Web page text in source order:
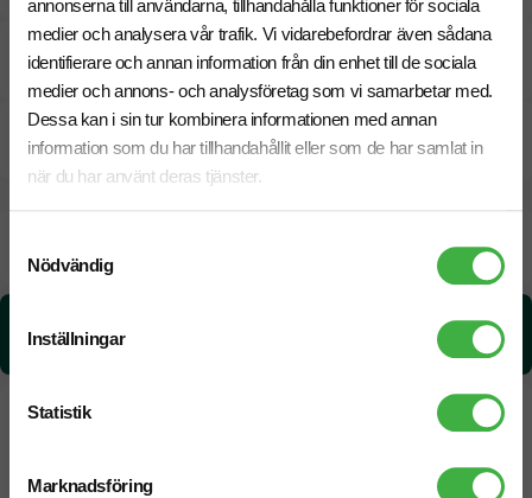
annonserna till användarna, tillhandahålla funktioner för sociala
medier och analysera vår trafik. Vi vidarebefordrar även sådana
identifierare och annan information från din enhet till de sociala
medier och annons- och analysföretag som vi samarbetar med.
Dessa kan i sin tur kombinera informationen med annan
information som du har tillhandahållit eller som de har samlat in
när du har använt deras tjänster.
Nödvändig
Inställningar
Statistik
Marknadsföring
Pristabell
CO₂e -avtryck
0,572391216936399 kg CO₂e / per styck